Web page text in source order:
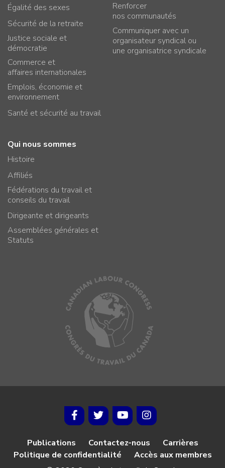
Égalité des sexes
Sécurité de la retraite
Justice sociale et
démocratie
Commerce et
affaires internationales
Emplois, économie et
environnement
Santé et sécurité au travail
Renforcer
nos communautés
Communiquer avec un
organisateur syndical ou
une organisatrice syndicale
Qui nous sommes
Histoire
Affiliés
Fédérations du travail et
conseils du travail
Dirigeante et dirigeants
Assemblées générales et
Statuts
Publications Contactez-nous
Carrières
Politique de confidentialité
Accès aux membres